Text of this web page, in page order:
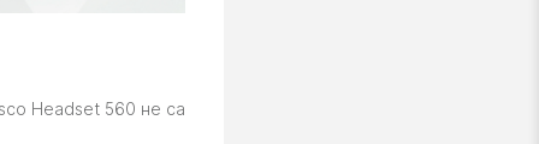
Headset 560 не са